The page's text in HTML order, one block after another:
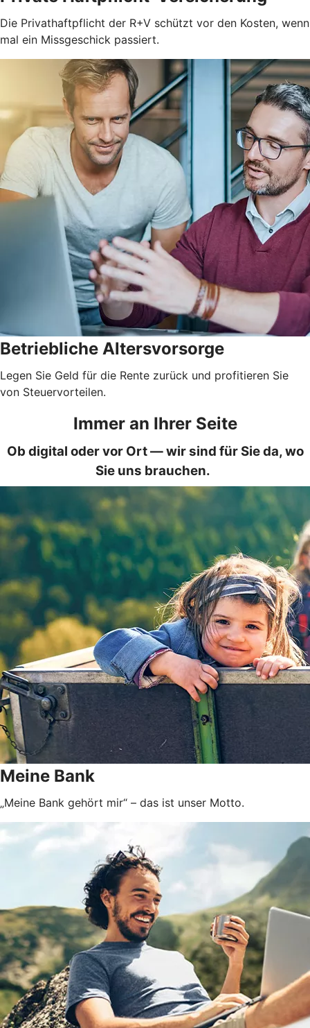
Die Privathaftpflicht der R+V schützt vor den Kosten, wenn
mal ein Missgeschick passiert.
Betriebliche Altersvorsorge
Legen Sie Geld für die Rente zurück und profitieren Sie
von Steuervorteilen.
Immer an Ihrer Seite
Ob digital oder vor Ort — wir sind für Sie da, wo
Sie uns brauchen.
Meine Bank
„Meine Bank gehört mir“ – das ist unser Motto.